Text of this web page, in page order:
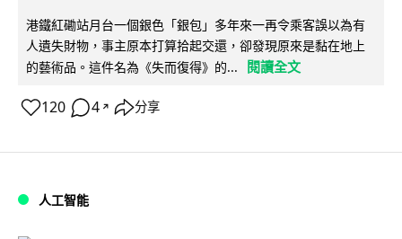
港鐵紅磡站月台一個銀色「銀包」多年來一再令乘客誤以為有
人遺失財物，事主原本打算拾起交還，卻發現原來是黏在地上
的藝術品。這件名為《失而復得》的...
閱讀全文
120 4 ↗ 分享
人工智能